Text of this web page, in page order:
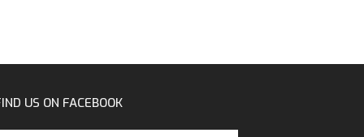
US ON FACEBOOK